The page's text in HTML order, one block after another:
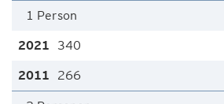
1 Person
340
266